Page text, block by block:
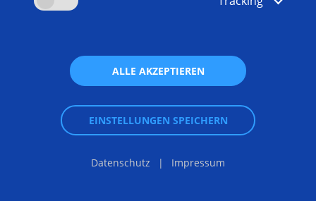
ALLE AKZEPTIEREN
EINSTELLUNGEN SPEICHERN
Datenschutz Impressum